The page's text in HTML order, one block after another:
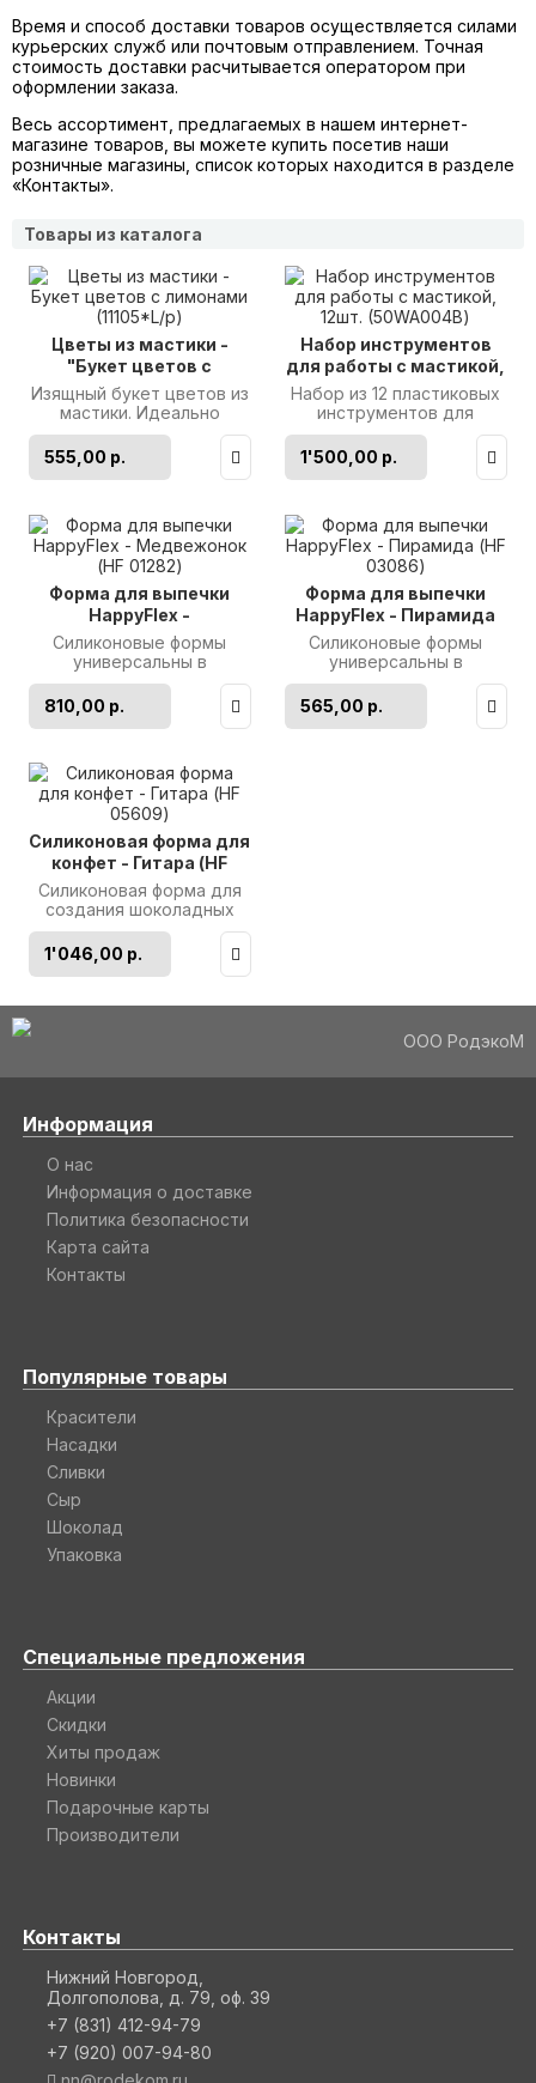
Время и способ доставки товаров осуществляется силами
курьерских служб или почтовым отправлением. Точная
стоимость доставки расчитывается оператором при
оформлении заказа.
Весь ассортимент, предлагаемых в нашем интернет-
магазине товаров, вы можете купить посетив наши
розничные магазины, список которых находится в разделе
«Контакты».
Товары из каталога
Цветы из мастики -
"Букет цветов с
лимонами" (11105*L/p)
Изящный букет цветов из
мастики. Идеально
подходит для украшения
заказных тортов. Размер:
12см..
555,00 р.
Набор инструментов
для работы с мастикой,
12шт. (50WA004B)
Набор из 12 пластиковых
инструментов для
работы с мастикой и
марципаном.
Производитель: Martell..
1'500,00 р.
Форма для выпечки
HappyFlex -
Медвежонок (HF 01282)
Силиконовые формы
универсальны в
приготовлении блюд. Они
подходят не только для
выпечки, пригото..
810,00 р.
Форма для выпечки
HappyFlex - Пирамида
(HF 03086)
Силиконовые формы
универсальны в
приготовлении блюд. Они
подходят не только для
выпечки, пригото..
565,00 р.
Силиконовая форма для
конфет - Гитара (HF
05609)
Силиконовая форма для
создания шоколадных
конфет. Размер формы:
110*251мм. Размер
готового изд..
1'046,00 р.
ООО РодэкоМ
Информация
О нас
Информация о доставке
Политика безопасности
Карта сайта
Контакты
Популярные товары
Красители
Насадки
Сливки
Сыр
Шоколад
Упаковка
Специальные предложения
Акции
Скидки
Хиты продаж
Новинки
Подарочные карты
Производители
Контакты
Нижний Новгород,
Долгополова, д. 79, оф. 39
+7 (831) 412-94-79
+7 (920) 007-94-80